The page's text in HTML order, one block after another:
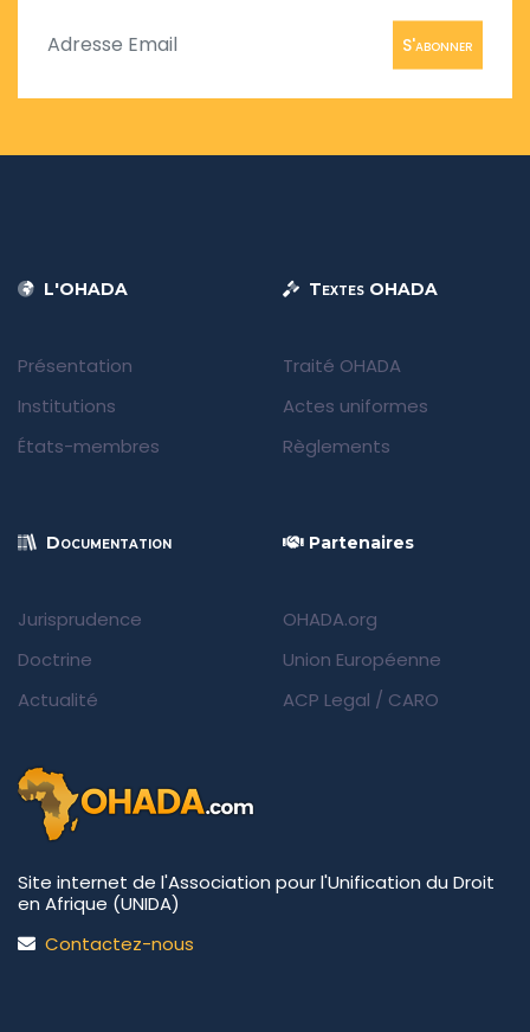
S'abonner
L'OHADA
Présentation
Institutions
États-membres
Textes OHADA
Traité OHADA
Actes uniformes
Règlements
Documentation
Jurisprudence
Doctrine
Actualité
Partenaires
OHADA.org
Union Européenne
ACP Legal / CARO
Site internet de l'Association pour l'Unification du Droit
en Afrique (UNIDA)
Contactez-nous